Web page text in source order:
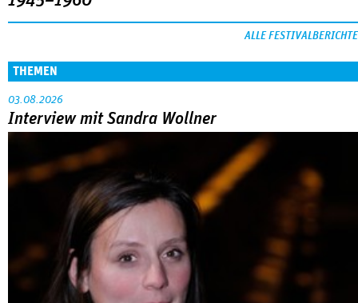
ALLE FESTIVALBERICHTE
THEMEN
03.08.2026
Interview mit Sandra Wollner